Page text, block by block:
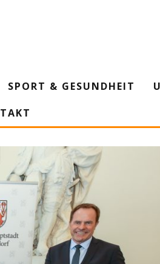
SPORT & GESUNDHEIT